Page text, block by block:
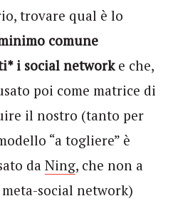
trovare qual è lo
comune
i social networke che,
poi come matrice di
il nostro (tanto per
“a togliere” è
da Ning, che non a
social network)